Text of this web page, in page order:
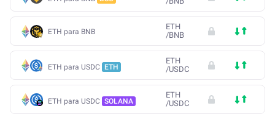
ETH para BNB
ETH
/BNB
ETH para USDC ETH
ETH
/USDC
ETH para USDC SOLANA
ETH
/USDC